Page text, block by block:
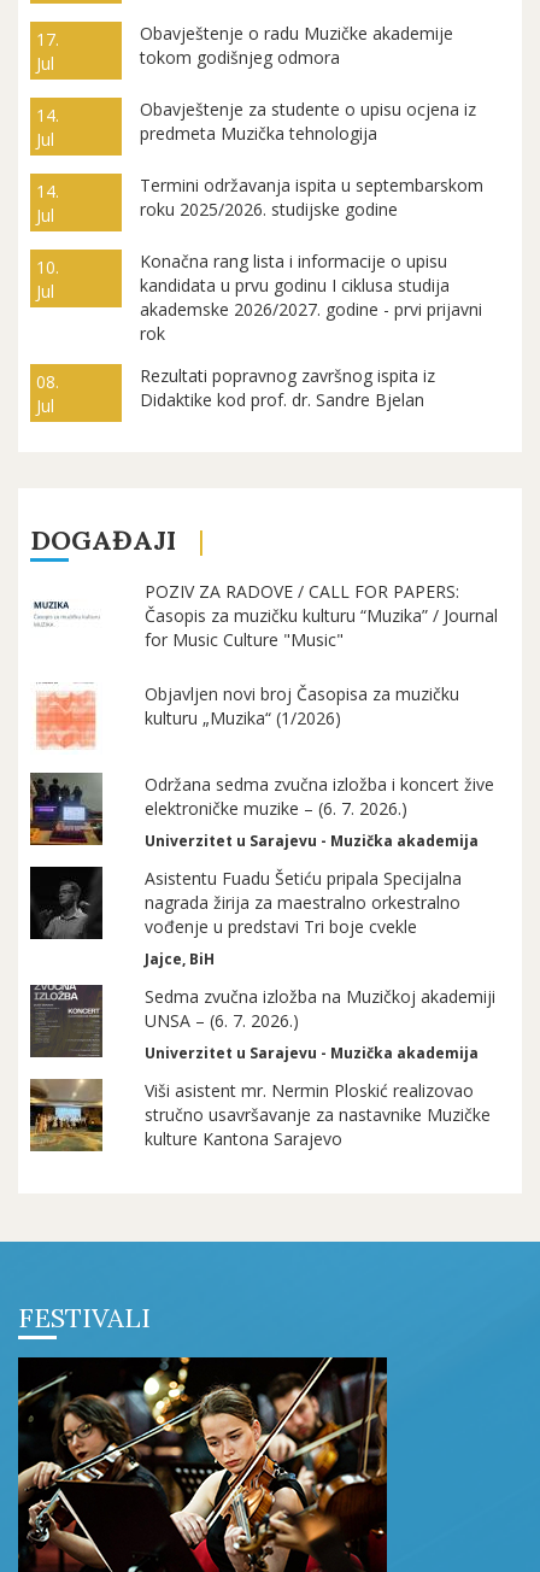
17.
Jul
Obavještenje o radu Muzičke akademije
tokom godišnjeg odmora
14.
Jul
Obavještenje za studente o upisu ocjena iz
predmeta Muzička tehnologija
14.
Jul
Termini održavanja ispita u septembarskom
roku 2025/2026. studijske godine
10.
Jul
Konačna rang lista i informacije o upisu
kandidata u prvu godinu I ciklusa studija
akademske 2026/2027. godine - prvi prijavni
rok
08.
Jul
Rezultati popravnog završnog ispita iz
Didaktike kod prof. dr. Sandre Bjelan
DOGAĐAJI
POZIV ZA RADOVE / CALL FOR PAPERS:
Časopis za muzičku kulturu “Muzika” / Journal
for Music Culture "Music"
Objavljen novi broj Časopisa za muzičku
kulturu „Muzika“ (1/2026)
Održana sedma zvučna izložba i koncert žive
elektroničke muzike – (6. 7. 2026.)
Univerzitet u Sarajevu - Muzička akademija
Asistentu Fuadu Šetiću pripala Specijalna
nagrada žirija za maestralno orkestralno
vođenje u predstavi Tri boje cvekle
Jajce, BiH
Sedma zvučna izložba na Muzičkoj akademiji
UNSA – (6. 7. 2026.)
Univerzitet u Sarajevu - Muzička akademija
Viši asistent mr. Nermin Ploskić realizovao
stručno usavršavanje za nastavnike Muzičke
kulture Kantona Sarajevo
FESTIVALI